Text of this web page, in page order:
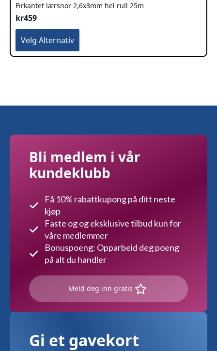
Firkantet lærsnor 2,6x3mm hel rull 25m
kr459
Velg Alternativ
produktet
har
velges
Bli medlem i vår
kundeklubb
Få 10% rabattkupong på ditt neste
kjøp
Faste og og eksklusive tilbud kun for
våre medlemmer
Bonuspoeng: Opparbeid deg poeng
på alt du handler
Meld deg inn gratis
Gi et gavekort